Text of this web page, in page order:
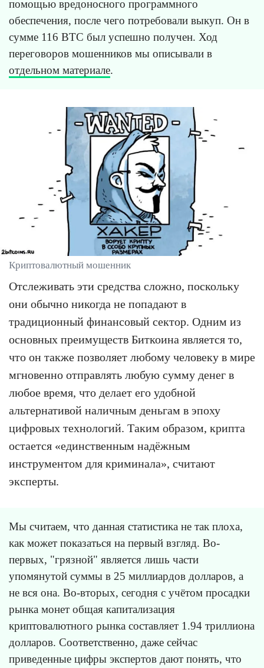
помощью вредоносного программного
обеспечения, после чего потребовали выкуп. Он в
сумме 116 BTC был успешно получен. Ход
переговоров мошенников мы описывали в
отдельном материале.
Криптовалютный мошенник
Отслеживать эти средства сложно, поскольку
они обычно никогда не попадают в
традиционный финансовый сектор. Одним из
основных преимуществ Биткоина является то,
что он также позволяет любому человеку в мире
мгновенно отправлять любую сумму денег в
любое время, что делает его удобной
альтернативой наличным деньгам в эпоху
цифровых технологий. Таким образом, крипта
остается «единственным надёжным
инструментом для криминала», считают
эксперты.
Мы считаем, что данная статистика не так плоха,
как может показаться на первый взгляд. Во-
первых, "грязной" является лишь части
упомянутой суммы в 25 миллиардов долларов, а
не вся она. Во-вторых, сегодня с учётом просадки
рынка монет общая капитализация
криптовалютного рынка составляет 1.94 триллиона
долларов. Соответственно, даже сейчас
приведенные цифры экспертов дают понять, что